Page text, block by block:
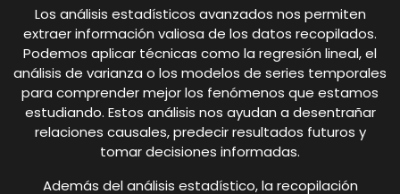
Los análisis estadísticos avanzados nos permiten
extraer información valiosa de los datos recopilados.
Podemos aplicar técnicas como la regresión lineal, el
análisis de varianza o los modelos de series temporales
para comprender mejor los fenómenos que estamos
estudiando. Estos análisis nos ayudan a desentrañar
relaciones causales, predecir resultados futuros y
tomar decisiones informadas.
Además del análisis estadístico, la recopilación